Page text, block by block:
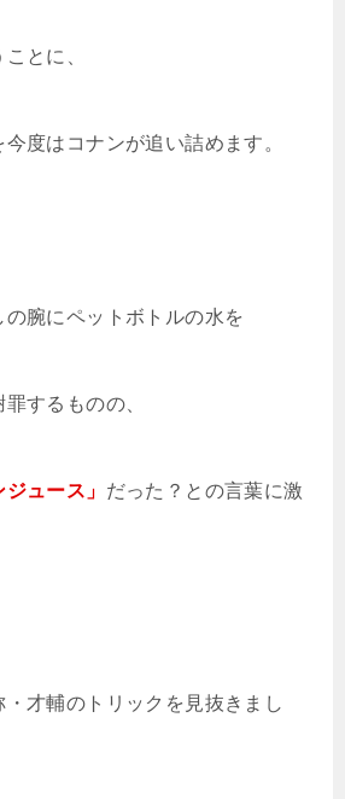
とに、
度はコナンが追い詰めます。
腕にペットボトルの水を
するものの、
ジュース」 だった？との言葉に激
才輔のトリックを見抜きまし